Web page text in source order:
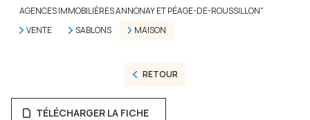
AGENCES IMMOBILIÈRES ANNONAY ET PÉAGE-DE-ROUSSILLON"
VENTE
SABLONS MAISON
RETOUR
TÉLÉCHARGER LA FICHE